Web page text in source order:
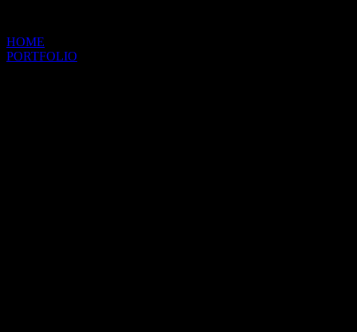
HOME
PORTFOLIO